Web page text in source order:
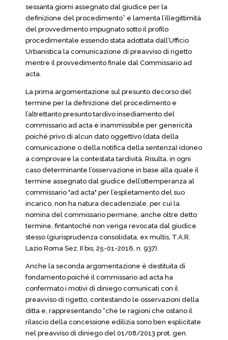
sessanta giorni assegnato dal giudice per la
definizione del procedimento” e lamenta l’illegittimità
del provvedimento impugnato sotto il profilo
procedimentale essendo stata adottata dall’Ufficio
Urbanistica la comunicazione di preavviso di rigetto
mentre il provvedimento finale dal Commissario ad
acta.
La prima argomentazione sul presunto decorso del
termine per la definizione del procedimento e
l’altrettanto presunto tardivo insediamento del
commissario ad acta è inammissibile per genericità
poiché privo di alcun dato oggettivo (data della
comunicazione o della notifica della sentenza) idoneo
a comprovare la contestata tardività. Risulta, in ogni
caso determinante l’osservazione in base alla quale il
termine assegnato dal giudice dell’ottemperanza al
commissario "ad acta" per l’espletamento del suo
incarico, non ha natura decadenziale, per cui la
nomina del commissario permane, anche oltre detto
termine, fintantoché non venga revocata dal giudice
stesso (giurisprudenza consolidata, ex multis, T.A.R.
Lazio Roma Sez. II bis, 25-01-2016, n. 937).
Anche la seconda argomentazione è destituita di
fondamento poiché il commissario ad acta ha
confermato i motivi di diniego comunicati con il
preavviso di rigetto, contestando le osservazioni della
ditta e, rappresentando “che le ragioni che ostano il
rilascio della concessione edilizia sono ben esplicitate
nel preavviso di diniego del 01/08/2013 prot. gen.